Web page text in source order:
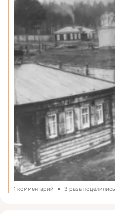
1 комментарий 3 раза поделились